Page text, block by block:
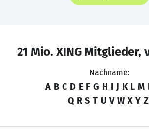
21 Mio. XING Mitglieder,
Nachname:
A B C D E F G H I J K L M
Q R S T U V W X Y Z